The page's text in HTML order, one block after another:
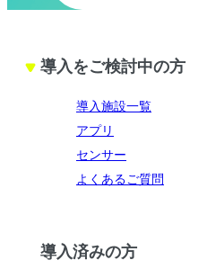
導入をご検討中の方
導入施設一覧
アプリ
センサー
よくあるご質問
導入済みの方